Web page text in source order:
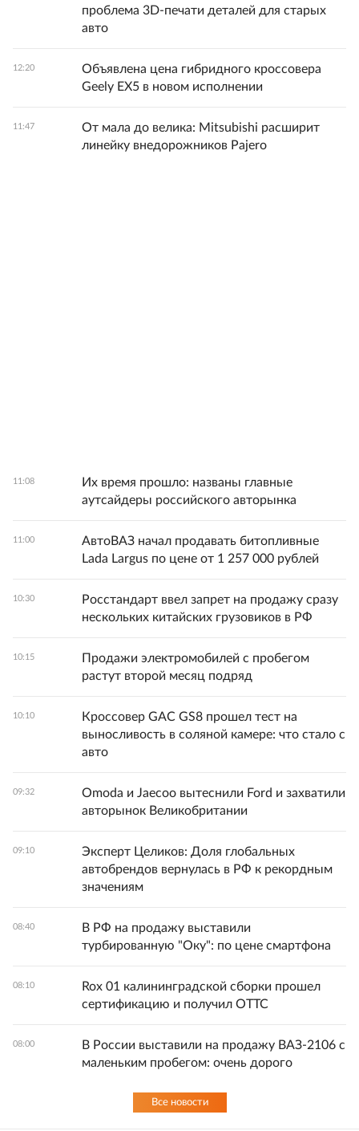
проблема 3D-печати деталей для старых
авто
12:20
Объявлена цена гибридного кроссовера
Geely EX5 в новом исполнении
11:47
От мала до велика: Mitsubishi расширит
линейку внедорожников Pajero
11:08
Их время прошло: названы главные
аутсайдеры российского авторынка
11:00
АвтоВАЗ начал продавать битопливные
Lada Largus по цене от 1 257 000 рублей
10:30
Росстандарт ввел запрет на продажу сразу
нескольких китайских грузовиков в РФ
10:15
Продажи электромобилей с пробегом
растут второй месяц подряд
10:10
Кроссовер GAC GS8 прошел тест на
выносливость в соляной камере: что стало с
авто
09:32
Omoda и Jaecoo вытеснили Ford и захватили
авторынок Великобритании
09:10
Эксперт Целиков: Доля глобальных
автобрендов вернулась в РФ к рекордным
значениям
08:40
В РФ на продажу выставили
турбированную "Оку": по цене смартфона
08:10
Rox 01 калининградской сборки прошел
сертификацию и получил ОТТС
08:00
В России выставили на продажу ВАЗ-2106 с
маленьким пробегом: очень дорого
Все новости